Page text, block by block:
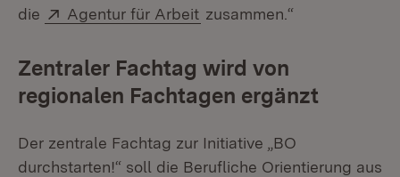
die
Extern:
Agentur für Arbeit (Öffnet in neuem Fenster)
zusammen.“
Zentraler Fachtag wird von
regionalen Fachtagen ergänzt
Der zentrale Fachtag zur Initiative „BO
durchstarten!“ soll die Berufliche Orientierung aus